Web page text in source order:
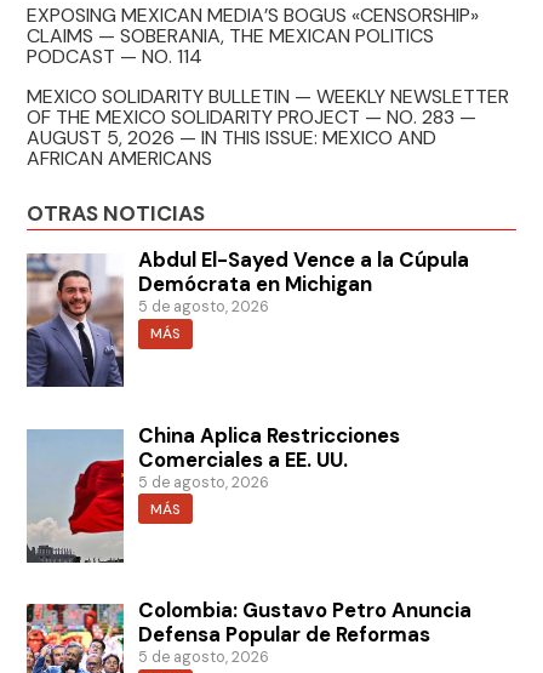
EXPOSING MEXICAN MEDIA’S BOGUS «CENSORSHIP»
CLAIMS — SOBERANIA, THE MEXICAN POLITICS
PODCAST — NO. 114
MEXICO SOLIDARITY BULLETIN — WEEKLY NEWSLETTER
OF THE MEXICO SOLIDARITY PROJECT — NO. 283 —
AUGUST 5, 2026 — IN THIS ISSUE: MEXICO AND
AFRICAN AMERICANS
OTRAS NOTICIAS
Abdul El-Sayed Vence a la Cúpula
Demócrata en Michigan
5 de agosto, 2026
MÁS
China Aplica Restricciones
Comerciales a EE. UU.
5 de agosto, 2026
MÁS
Colombia: Gustavo Petro Anuncia
Defensa Popular de Reformas
5 de agosto, 2026